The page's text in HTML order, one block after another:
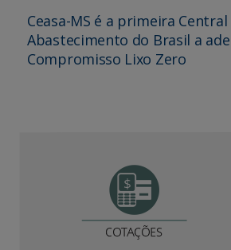
Ceasa-MS é a primeira Central
Abastecimento do Brasil a
Compromisso Lixo Zero